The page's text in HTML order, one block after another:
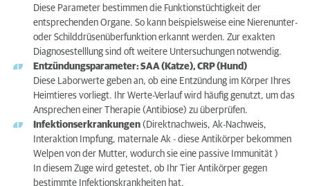
Diese Parameter bestimmen die Funktionstüchtigkeit der
entsprechenden Organe. So kann beispielsweise eine Nierenunter-
oder Schilddrüsenüberfunktion erkannt werden. Zur exakten
Diagnosestelllung sind oft weitere Untersuchungen notwendig.
Entzündungsparameter: SAA (Katze), CRP (Hund)
Diese Laborwerte geben an, ob eine Entzündung im Körper Ihres
Heimtieres vorliegt. Ihr Werte-Verlauf wird häufig genutzt, um das
Ansprechen einer Therapie (Antibiose) zu überprüfen.
Infektionserkrankungen (Direktnachweis, Ak-Nachweis,
Interaktion Impfung, maternale Ak - diese Antikörper bekommen
Welpen von der Mutter, wodurch sie eine passive Immunität )
In diesem Zuge wird getestet, ob Ihr Tier Antikörper gegen
bestimmte Infektionskrankheiten hat.